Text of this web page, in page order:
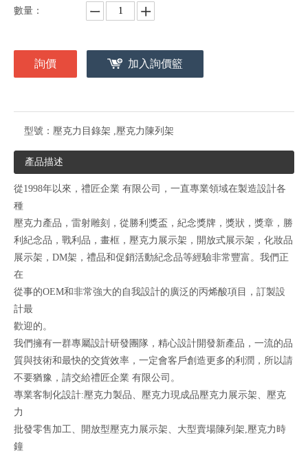
數量：
詢價 加入詢價籃
型號： 壓克力目錄架 ,壓克力陳列架
產品描述
從1998年以來，禮匠企業 有限公司，一直專業領域在製造設計各
種
壓克力產品，雷射雕刻，從勝利獎盃，紀念獎牌，獎狀，獎章，勝
利紀念品，戰利品，畫框，壓克力展示架，開放式展示架，化妝品
展示架，DM架，禮品和促銷活動紀念品等經驗非常豐富。我們正
在
從事的OEM和非常強大的自我設計的廣泛的丙烯酸項目，訂製設
計最
歡迎的。
我們擁有一群專屬設計研發團隊，精心設計開發新產品，一流的品
質與技術和最快的交貨效率，一定會客戶創造更多的利潤，所以請
不要猶豫，請交給禮匠企業 有限公司。
專業客制化設計:壓克力製品、壓克力現成品壓克力展示架、壓克
力
批發零售加工、開放型壓克力展示架、大型賣場陳列架,壓克力時
鐘